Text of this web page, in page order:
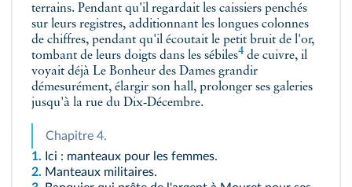
terrains. Pendant qu'il regardait les caissiers penchés
sur leurs registres, additionnant les longues colonnes
de chiffres, pendant qu'il écoutait le petit bruit de l'or,
tombant de leurs doigts dans les sébiles4 de cuivre, il
voyait déjà Le Bonheur des Dames grandir
démesurément, élargir son hall, prolonger ses galeries
jusqu'à la rue du Dix‑Décembre.
Chapitre 4.
1. Ici : manteaux pour les femmes.
2. Manteaux militaires.